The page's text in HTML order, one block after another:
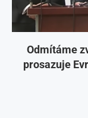
Odmítáme
prosazuje